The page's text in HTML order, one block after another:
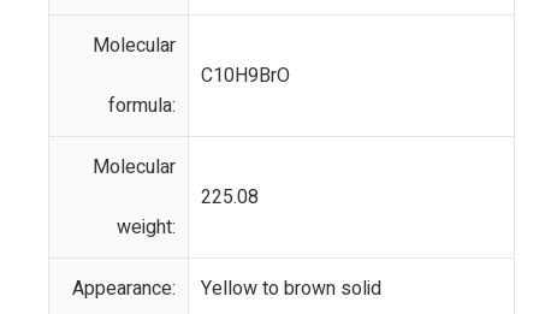
Molecular
formula:
C10H9BrO
Molecular
weight:
225.08
Appearance: Yellow to brown solid